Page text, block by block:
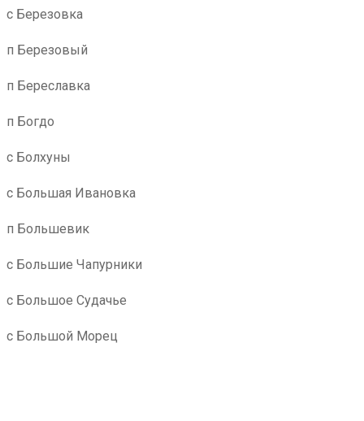
с Березовка
п Березовый
п Береславка
п Богдо
с Болхуны
с Большая Ивановка
п Большевик
с Большие Чапурники
с Большое Судачье
с Большой Морец